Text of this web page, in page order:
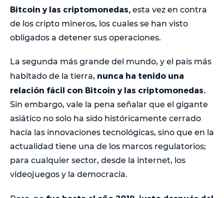
Bitcoin y las criptomonedas, esta vez en contra
de los cripto mineros, los cuales se han visto
obligados a detener sus operaciones.
La segunda más grande del mundo, y el país más
habitado de la tierra, nunca ha tenido una
relación fácil con Bitcoin y las criptomonedas.
Sin embargo, vale la pena señalar que el gigante
asiático no solo ha sido históricamente cerrado
hacia las innovaciones tecnológicas, sino que en la
actualidad tiene una de los marcos regulatorios;
para cualquier sector, desde la internet, los
videojuegos y la democracia.